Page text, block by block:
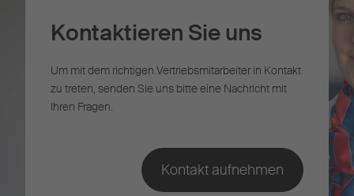
Kontaktieren Sie uns
Um mit dem richtigen Vertriebsmitarbeiter in Kontakt
zu treten, senden Sie uns bitte eine Nachricht mit
Ihren Fragen.